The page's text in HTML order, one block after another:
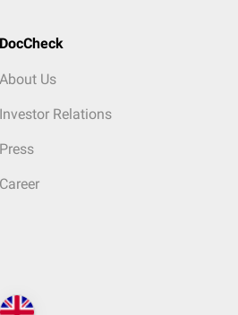
DocCheck
About Us
Investor Relations
Press
Career